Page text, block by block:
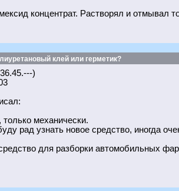
концентрат. Растворял и отмывал
клей или герметик?
)
механически.
рад узнать новое средство, иногда
для разборки автомобильных